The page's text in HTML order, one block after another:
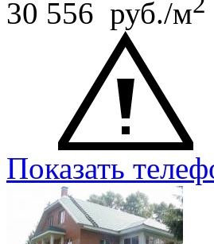
30 556 руб./м
Показать